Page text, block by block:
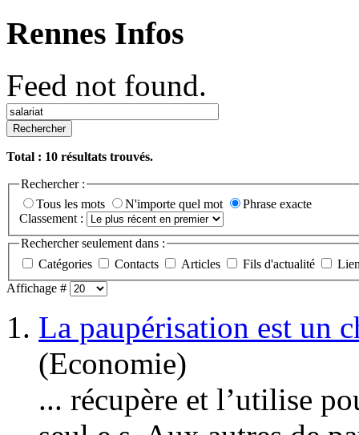
Rennes Infos
Feed not found.
Rechercher
Total : 10 résultats trouvés.
Rechercher :
Tous les mots
N'importe quel mot
Phrase exacte
Classement :
Rechercher seulement dans :
Catégories
Contacts Articles Fils d'actualité
Affichage #
1. La paupérisation est un
(Economie)
... récupère et l’utilise